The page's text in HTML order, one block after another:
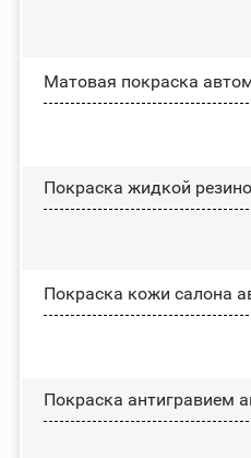
Матовая покраска
Покраска жидкой
Покраска кожи салона
Покраска антигравием